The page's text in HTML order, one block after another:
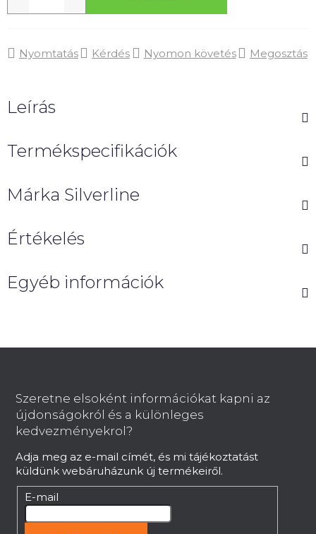
Nyomtatás Kérdés Nyomon követés Megosztás
Leírás
Termékspecifikációk
Márka Silverline
Értékelés
Egyéb információk
Szeretne elsoként információkat kapni az
újdonságokról és a különleges
kedvezményekrol?
Adja meg az e-mail címét, és mi tájékoztatást
küldünk webáruházunk új termékeiről.
E-mail